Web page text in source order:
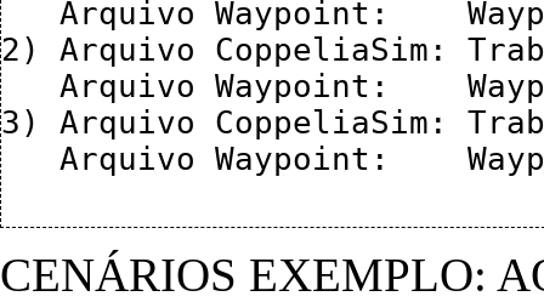
2) Arquivo CoppeliaSim:
3) Arquivo CoppeliaSim:
CENÁRIOS EXEMPLO: